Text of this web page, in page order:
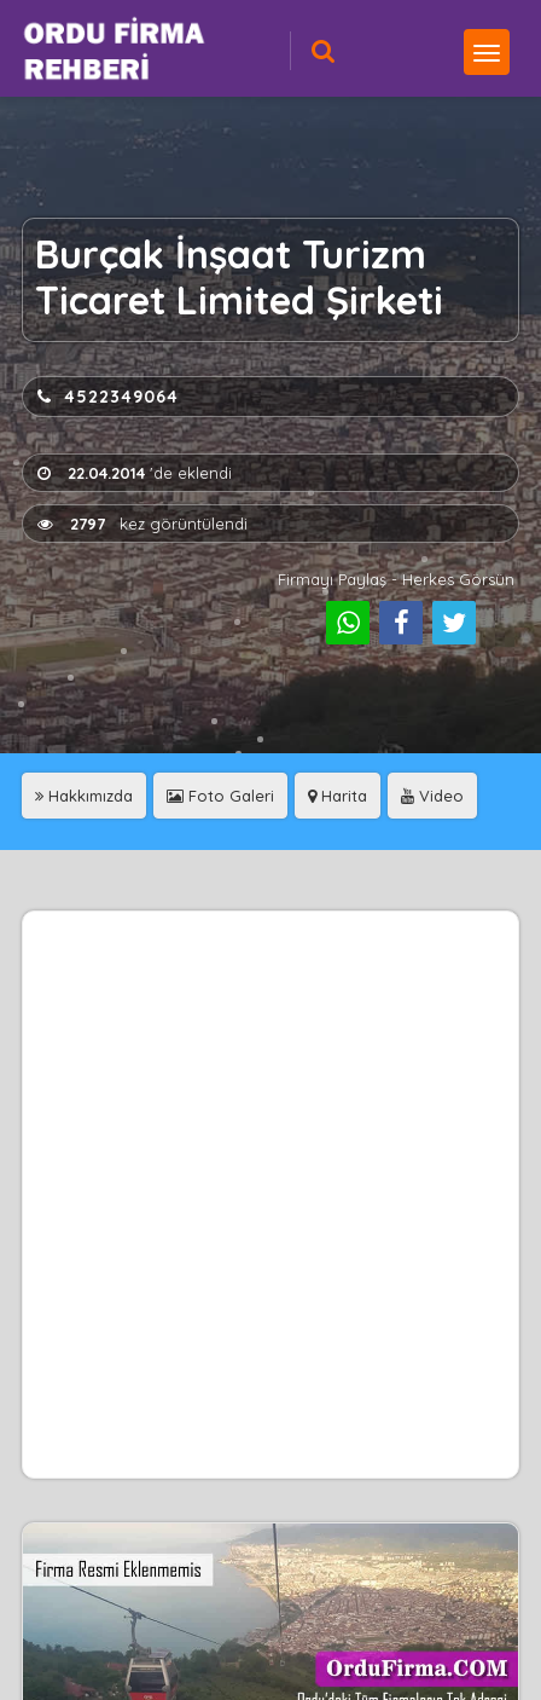
Burçak İnşaat Turizm
Ticaret Limited Şirketi
4522349064
22.04.2014'de eklendi
2797kez görüntülendi
Firmayı Paylaş - Herkes Görsün
Hakkımızda Foto Galeri Harita Video